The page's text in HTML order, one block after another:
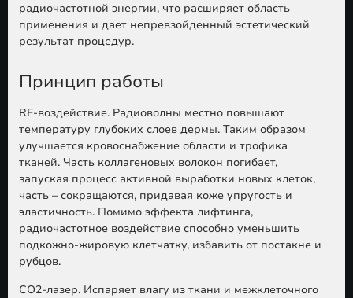
радиочастотной энергии, что расширяет область
применения и дает непревзойденный эстетический
результат процедур.
Принцип работы
RF-воздействие. Радиоволны местно повышают
температуру глубоких слоев дермы. Таким образом
улучшается кровоснабжение области и трофика
тканей. Часть коллагеновых волокон погибает,
запуская процесс активной выработки новых клеток,
часть – сокращаются, придавая коже упругость и
эластичность. Помимо эффекта лифтинга,
радиочастотное воздействие способно уменьшить
подкожно-жировую клетчатку, избавить от постакне и
рубцов.
CO2-лазер. Испаряет влагу из ткани и межклеточного